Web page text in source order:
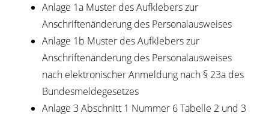
Anlage 1a Muster des Aufklebers zur
Anschriftenänderung des Personalausweises
Anlage 1b Muster des Aufklebers zur
Anschriftenänderung des Personalausweises
nach elektronischer Anmeldung nach § 23a des
Bundesmeldegesetzes
Anlage 3 Abschnitt 1 Nummer 6 Tabelle 2 und 3